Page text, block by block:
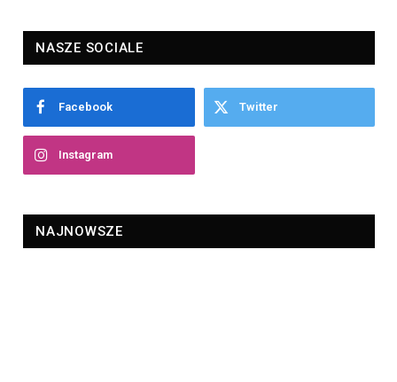
NASZE SOCIALE
Facebook Twitter
Instagram
NAJNOWSZE